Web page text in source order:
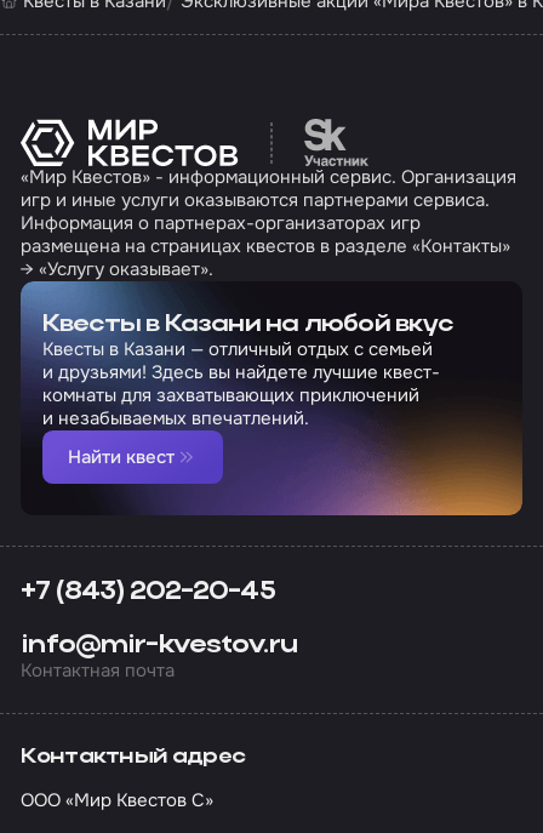
Перейти на сайт
«Мир Квестов» - информационный сервис. Организация
игр и иные услуги оказываются партнерами сервиса.
Информация о партнерах-организаторах игр
размещена на страницах квестов в разделе «Контакты»
→ «Услугу оказывает».
Квесты в Казани на любой вкус
Квесты в Казани — отличный отдых с семьей
и друзьями! Здесь вы найдете лучшие квест-
комнаты для захватывающих приключений
и незабываемых впечатлений.
Найти квест
+7 (843) 202-20-45
info@mir-kvestov.ru
Контактная почта
Контактный адрес
ООО «Мир Квестов С»